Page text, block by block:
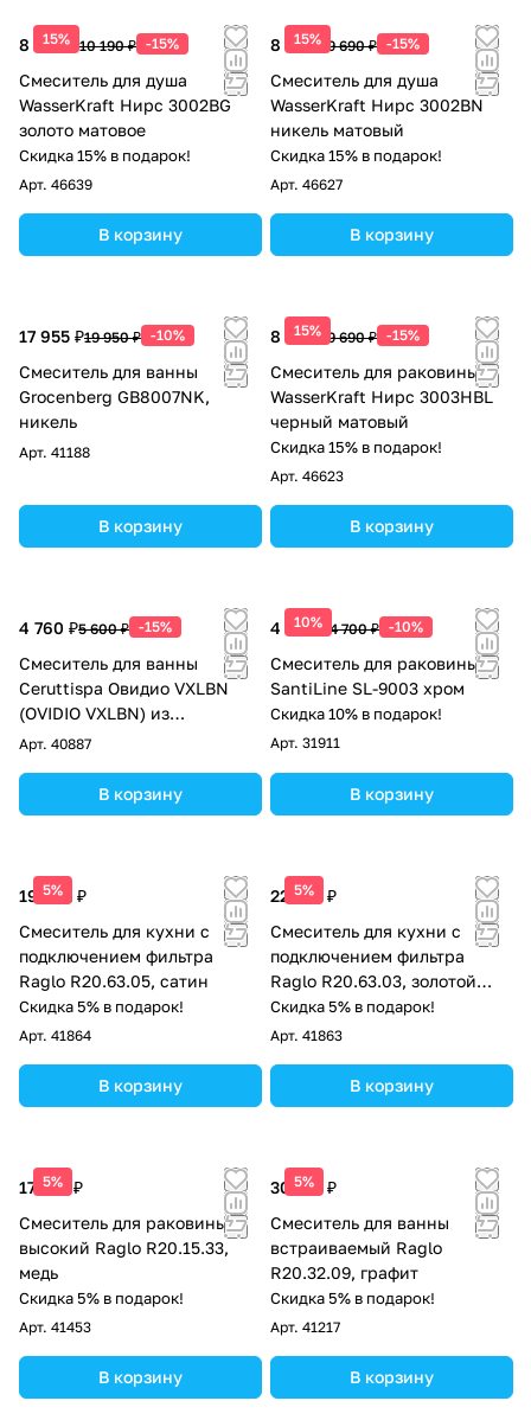
15%
8 662 ₽ 10 190 ₽ -15%
Смеситель для душа
WasserKraft Нирс 3002BG
золото матовое
Скидка 15% в подарок!
Арт. 46639
В корзину
15%
8 237 ₽ 9 690 ₽ -15%
Смеситель для душа
WasserKraft Нирс 3002BN
никель матовый
Скидка 15% в подарок!
Арт. 46627
В корзину
17 955 ₽19 950 ₽ -10%
Смеситель для ванны
Grocenberg GB8007NK,
никель
Арт. 41188
В корзину
15%
8 237 ₽ 9 690 ₽ -15%
Смеситель для раковины
WasserKraft Нирс 3003HBL
черный матовый
Скидка 15% в подарок!
Арт. 46623
В корзину
4 760 ₽5 600 ₽ -15%
Смеситель для ванны
Ceruttispa Овидио VXLBN
(OVIDIO VXLBN) из
нержавеющей стали, цвет
Арт. 40887
В корзину
10%
4 230 ₽ 4 700 ₽ -10%
Смеситель для раковины
SantiLine SL-9003 хром
Скидка 10% в подарок!
Арт. 31911
В корзину
5%
19 441 ₽
Смеситель для кухни с
подключением фильтра
Raglo R20.63.05, сатин
Скидка 5% в подарок!
Арт. 41864
В корзину
5%
22 367 ₽
Смеситель для кухни с
подключением фильтра
Raglo R20.63.03, золотой
сатин
Скидка 5% в подарок!
Арт. 41863
В корзину
5%
17 353 ₽
Смеситель для раковины
высокий Raglo R20.15.33,
медь
Скидка 5% в подарок!
Арт. 41453
В корзину
5%
30 187 ₽
Смеситель для ванны
встраиваемый Raglo
R20.32.09, графит
Скидка 5% в подарок!
Арт. 41217
В корзину